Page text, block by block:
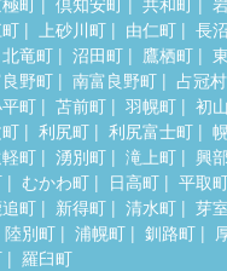
上砂川町 由仁町
長
北竜町 沼田町 鷹栖町
野町 南富良野町
占冠村
町 苫前町 羽幌町
初
利尻町 利尻富士町
町 湧別町 滝上町
興
むかわ町 日高町
平取
町 新得町 清水町
芽
陸別町 浦幌町 釧路町
羅臼町